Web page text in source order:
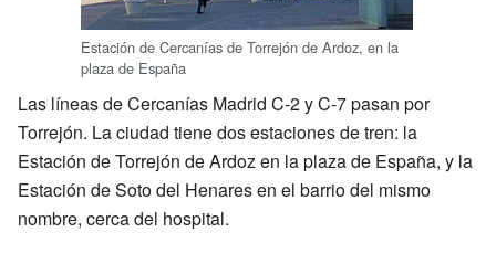
Estación de Cercanías de Torrejón de Ardoz, en la
plaza de España
Las líneas de Cercanías Madrid C-2 y C-7 pasan por
Torrejón. La ciudad tiene dos estaciones de tren: la
Estación de Torrejón de Ardoz en la plaza de España, y la
Estación de Soto del Henares en el barrio del mismo
nombre, cerca del hospital.